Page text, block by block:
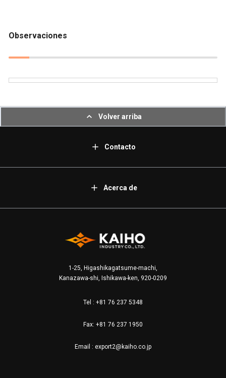
Observaciones
Volver arriba
Contacto
Acerca de
1-25, Higashikagatsume-machi,
Kanazawa-shi, Ishikawa-ken, 920-0209
Tel : +81 76 237 5348
Fax: +81 76 237 1950
Email : export2@kaiho.co.jp